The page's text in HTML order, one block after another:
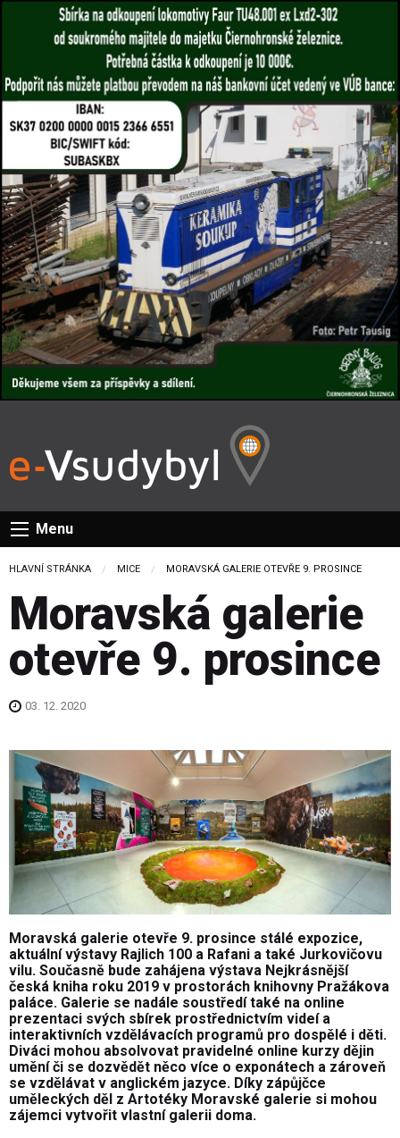
Menu
HLAVNÍ STRÁNKA MICE CURRENT:
MORAVSKÁ GALERIE OTEVŘE 9. PROSINCE
Moravská galerie
otevře 9. prosince
03. 12. 2020
Moravská galerie otevře 9. prosince stálé expozice,
aktuální výstavy Rajlich 100 a Rafani a také Jurkovičovu
vilu. Současně bude zahájena výstava Nejkrásnější
česká kniha roku 2019 v prostorách knihovny Pražákova
paláce. Galerie se nadále soustředí také na online
prezentaci svých sbírek prostřednictvím videí a
interaktivních vzdělávacích programů pro dospělé i děti.
Diváci mohou absolvovat pravidelné online kurzy dějin
umění či se dozvědět něco více o exponátech a zároveň
se vzdělávat v anglickém jazyce. Díky zápůjčce
uměleckých děl z Artotéky Moravské galerie si mohou
zájemci vytvořit vlastní galerii doma.